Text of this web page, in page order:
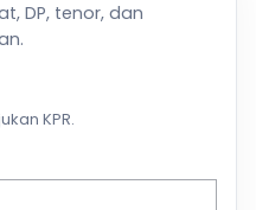
DP, tenor, dan
KPR.